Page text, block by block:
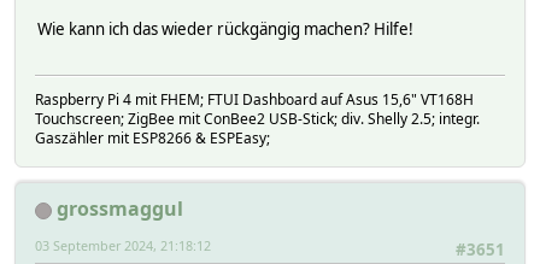
Wie kann ich das wieder rückgängig machen? Hilfe!
Raspberry Pi 4 mit FHEM; FTUI Dashboard auf Asus 15,6" VT168H
Touchscreen; ZigBee mit ConBee2 USB-Stick; div. Shelly 2.5; integr.
Gaszähler mit ESP8266 & ESPEasy;
grossmaggul
#3651
03 September 2024, 21:18:12